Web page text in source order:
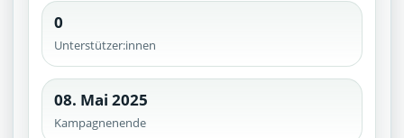
0
Unterstützer:innen
08. Mai 2025
Kampagnenende